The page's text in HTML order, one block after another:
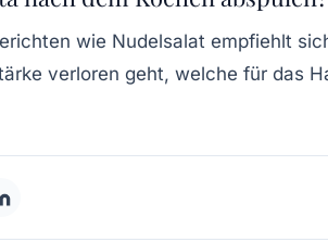
wie Nudelsalat empfiehlt
verloren geht, welche für das